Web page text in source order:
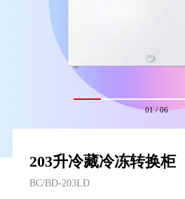
01/06
203升冷藏冷冻转换柜
BC/BD-203LD